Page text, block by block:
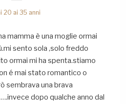
20 ai 35 anni
mamma è una moglie ormai
sento sola ,solo freddo
ormai mi ha spenta.stiamo
é mai stato romantico o
sembrava una brava
dopo qualche anno dal